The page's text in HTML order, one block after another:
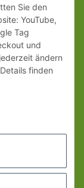
Sie den
YouTube,
Tag
und
ändern
finden